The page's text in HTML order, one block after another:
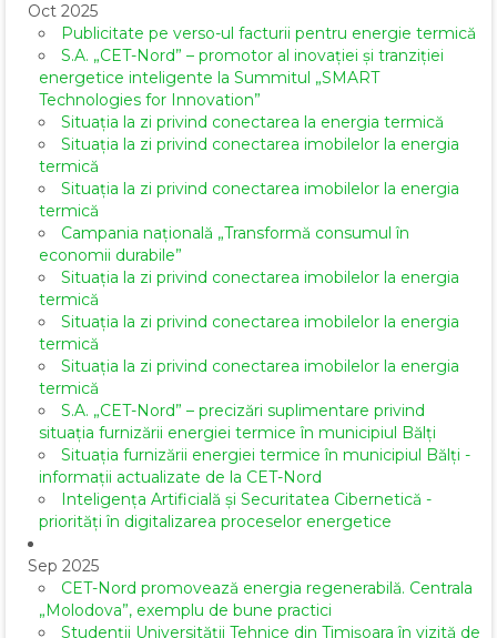
Oct 2025
Publicitate pe verso-ul facturii pentru energie termică
S.A. „CET-Nord” – promotor al inovației și tranziției
energetice inteligente la Summitul „SMART
Technologies for Innovation”
Situația la zi privind conectarea la energia termică
Situația la zi privind conectarea imobilelor la energia
termică
Situația la zi privind conectarea imobilelor la energia
termică
Campania națională „Transformă consumul în
economii durabile”
Situația la zi privind conectarea imobilelor la energia
termică
Situația la zi privind conectarea imobilelor la energia
termică
Situația la zi privind conectarea imobilelor la energia
termică
S.A. „CET-Nord” – precizări suplimentare privind
situația furnizării energiei termice în municipiul Bălți
Situația furnizării energiei termice în municipiul Bălți -
informații actualizate de la CET-Nord
Inteligența Artificială și Securitatea Cibernetică -
priorități în digitalizarea proceselor energetice
Sep 2025
CET-Nord promovează energia regenerabilă. Centrala
„Molodova”, exemplu de bune practici
Studenții Universității Tehnice din Timișoara în vizită de